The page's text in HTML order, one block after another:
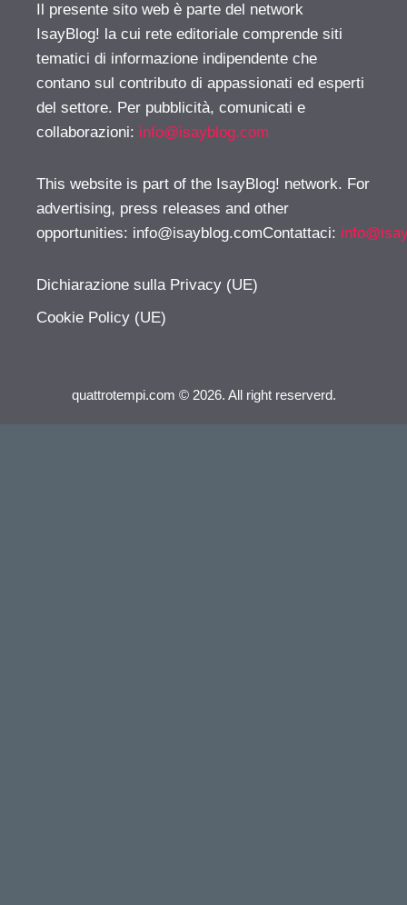
Il presente sito web è parte del network
IsayBlog! la cui rete editoriale comprende siti
tematici di informazione indipendente che
contano sul contributo di appassionati ed esperti
del settore. Per pubblicità, comunicati e
collaborazioni: info@isayblog.com
This website is part of the IsayBlog! network. For
advertising, press releases and other
opportunities: info@isayblog.comContattaci:
Dichiarazione sulla Privacy (UE)
Cookie Policy (UE)
quattrotempi.com © 2026. All right reserverd.